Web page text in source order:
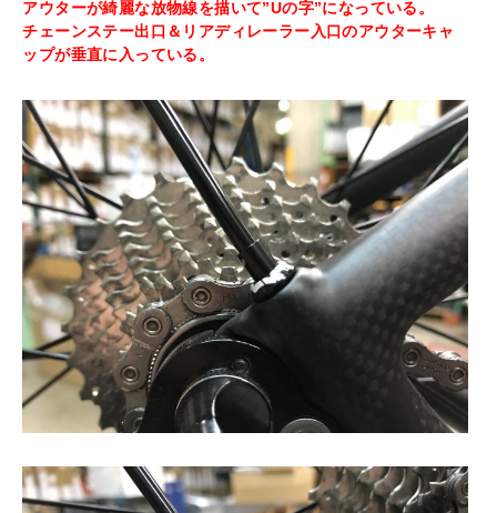
アウターが綺麗な放物線を描いて”Uの字”になっている。
チェーンステー出口＆リアディレーラー入口のアウターキャ
ップが垂直に入っている。